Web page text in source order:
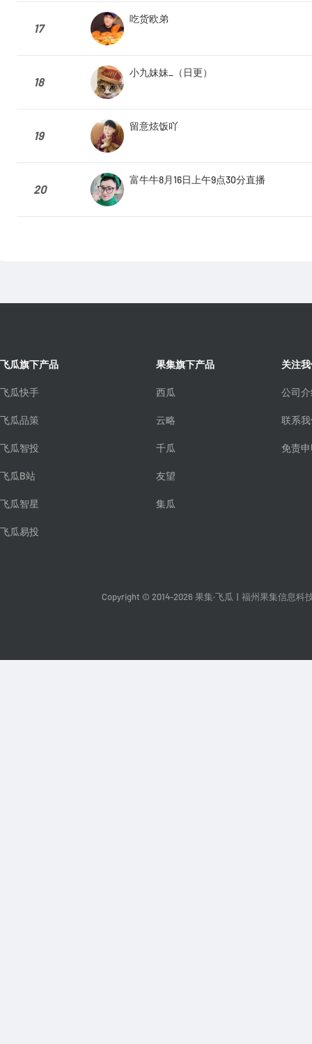
17
吃货欧弟
18
小九妹妹_（日更）
19
留意炫饭吖
20
富牛牛8月16日上午9点30分直播
飞瓜旗下产品
飞瓜快手
飞瓜品策
飞瓜智投
飞瓜B站
飞瓜智星
飞瓜易投
果集旗下产品
西瓜
云略
千瓜
友望
集瓜
关注
公司
联系
免责
Copyright © 2014-2026 果集·飞瓜 福州果集信息科